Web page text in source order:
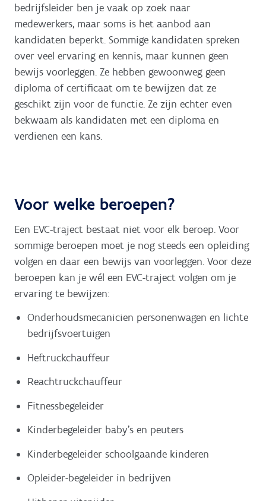
bedrijfsleider ben je vaak op zoek naar
medewerkers, maar soms is het aanbod aan
kandidaten beperkt. Sommige kandidaten spreken
over veel ervaring en kennis, maar kunnen geen
bewijs voorleggen. Ze hebben gewoonweg geen
diploma of certificaat om te bewijzen dat ze
geschikt zijn voor de functie. Ze zijn echter even
bekwaam als kandidaten met een diploma en
verdienen een kans.
Voor welke beroepen?
Een EVC-traject bestaat niet voor elk beroep. Voor
sommige beroepen moet je nog steeds een opleiding
volgen en daar een bewijs van voorleggen. Voor deze
beroepen kan je wél een EVC-traject volgen om je
ervaring te bewijzen:
Onderhoudsmecanicien personenwagen en lichte
bedrijfsvoertuigen
Heftruckchauffeur
Reachtruckchauffeur
Fitnessbegeleider
Kinderbegeleider baby's en peuters
Kinderbegeleider schoolgaande kinderen
Opleider-begeleider in bedrijven